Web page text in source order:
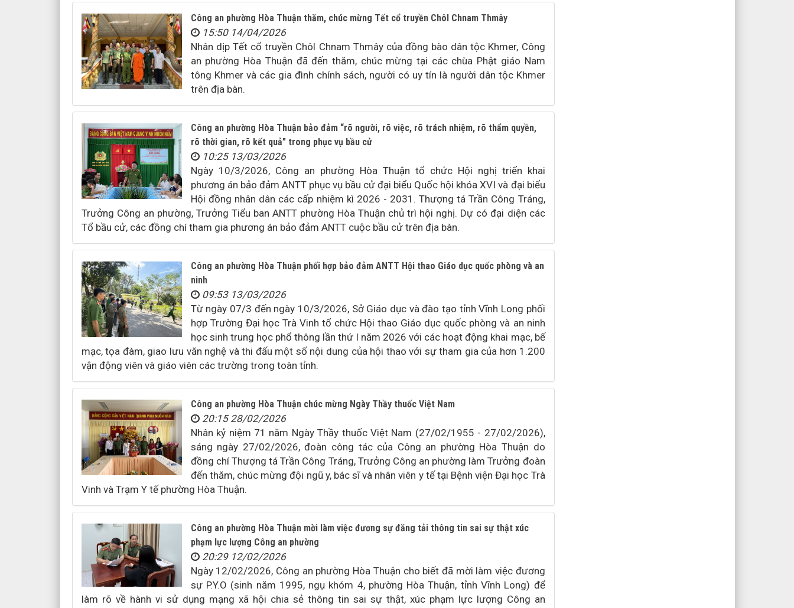
Công an phường Hòa Thuận thăm, chúc mừng Tết cổ truyền Chôl Chnam Thmây
15:50 14/04/2026
Nhân dịp Tết cổ truyền Chôl Chnam Thmây của đồng bào dân tộc Khmer, Công
an phường Hòa Thuận đã đến thăm, chúc mừng tại các chùa Phật giáo Nam
tông Khmer và các gia đình chính sách, người có uy tín là người dân tộc Khmer
trên địa bàn.
Công an phường Hòa Thuận bảo đảm “rõ người, rõ việc, rõ trách nhiệm, rõ thẩm quyền,
rõ thời gian, rõ kết quả” trong phục vụ bầu cử
10:25 13/03/2026
Ngày 10/3/2026, Công an phường Hòa Thuận tổ chức Hội nghị triển khai
phương án bảo đảm ANTT phục vụ bầu cử đại biểu Quốc hội khóa XVI và đại biểu
Hội đồng nhân dân các cấp nhiệm kì 2026 - 2031. Thượng tá Trần Công Tráng,
Trưởng Công an phường, Trưởng Tiểu ban ANTT phường Hòa Thuận chủ trì hội nghị. Dự có đại diện các
Tổ bầu cử, các đồng chí tham gia phương án bảo đảm ANTT cuộc bầu cử trên địa bàn.
Công an phường Hòa Thuận phối hợp bảo đảm ANTT Hội thao Giáo dục quốc phòng và an
ninh
09:53 13/03/2026
Từ ngày 07/3 đến ngày 10/3/2026, Sở Giáo dục và đào tạo tỉnh Vĩnh Long phối
hợp Trường Đại học Trà Vinh tổ chức Hội thao Giáo dục quốc phòng và an ninh
học sinh trung học phổ thông lần thứ I năm 2026 với các hoạt động khai mạc, bế
mạc, tọa đàm, giao lưu văn nghệ và thi đấu một số nội dung của hội thao với sự tham gia của hơn 1.200
vận động viên và giáo viên các trường trong toàn tỉnh.
Công an phường Hòa Thuận chúc mừng Ngày Thầy thuốc Việt Nam
20:15 28/02/2026
Nhân kỷ niệm 71 năm Ngày Thầy thuốc Việt Nam (27/02/1955 - 27/02/2026),
sáng ngày 27/02/2026, đoàn công tác của Công an phường Hòa Thuận do
đồng chí Thượng tá Trần Công Tráng, Trưởng Công an phường làm Trưởng đoàn
đến thăm, chúc mừng đội ngũ y, bác sĩ và nhân viên y tế tại Bệnh viện Đại học Trà
Vinh và Trạm Y tế phường Hòa Thuận.
Công an phường Hòa Thuận mời làm việc đương sự đăng tải thông tin sai sự thật xúc
phạm lực lượng Công an phường
20:29 12/02/2026
Ngày 12/02/2026, Công an phường Hòa Thuận cho biết đã mời làm việc đương
sự P.Y.O (sinh năm 1995, ngụ khóm 4, phường Hòa Thuận, tỉnh Vĩnh Long) để
làm rõ về hành vi sử dụng mạng xã hội chia sẻ thông tin sai sự thật, xúc phạm lực lượng Công an